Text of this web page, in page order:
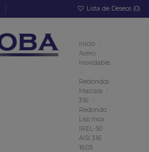
Lista de Deseos (0)
Inicio
Acero
Inoxidable
Redondos
Macizos
316
Redondo
Liso Inox
IREL-50
AISI 316
16.03